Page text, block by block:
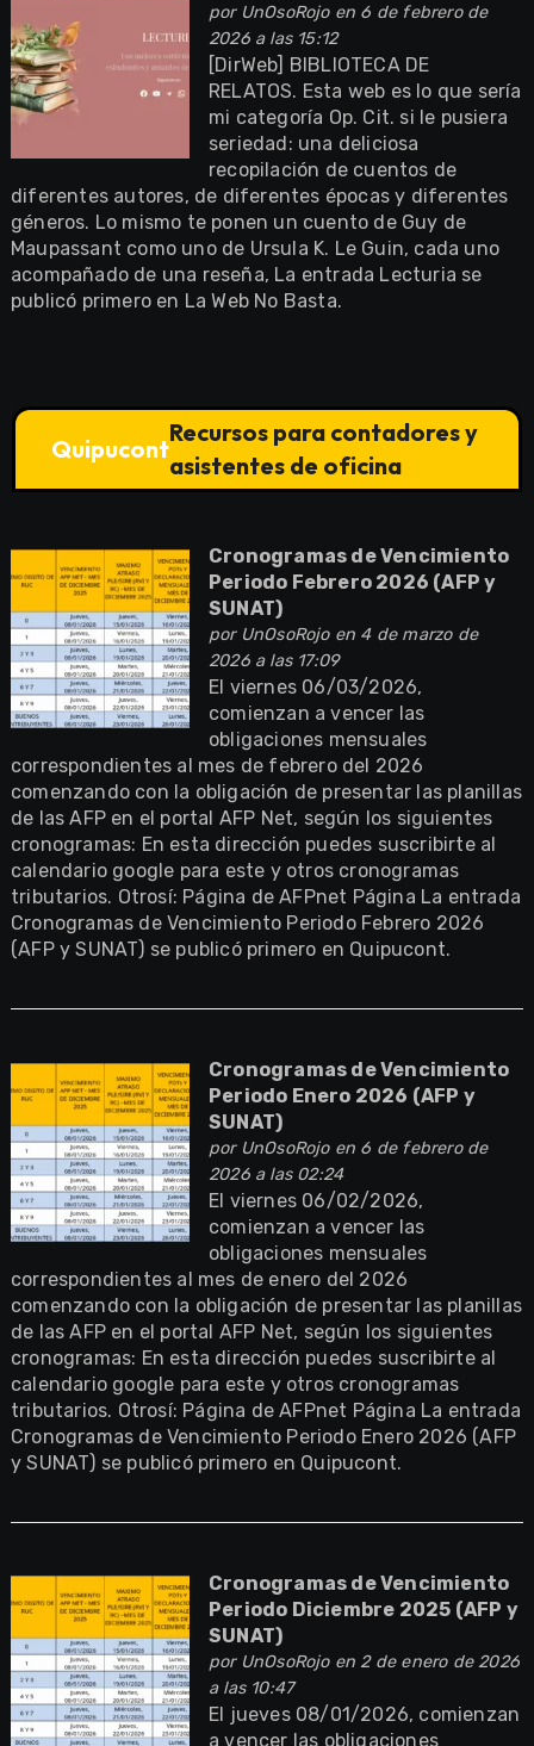
por UnOsoRojoen 6 de febrero de
2026 a las 15:12
[DirWeb] BIBLIOTECA DE
RELATOS. Esta web es lo que sería
mi categoría Op. Cit. si le pusiera
seriedad: una deliciosa
recopilación de cuentos de
diferentes autores, de diferentes épocas y diferentes
géneros. Lo mismo te ponen un cuento de Guy de
Maupassant como uno de Ursula K. Le Guin, cada uno
acompañado de una reseña, La entrada Lecturia se
publicó primero en La Web No Basta.
Quipucont
Recursos para contadores y
asistentes de oficina
Cronogramas de Vencimiento
Periodo Febrero 2026 (AFP y
SUNAT)
por UnOsoRojoen 4 de marzo de
2026 a las 17:09
El viernes 06/03/2026,
comienzan a vencer las
obligaciones mensuales
correspondientes al mes de febrero del 2026
comenzando con la obligación de presentar las planillas
de las AFP en el portal AFP Net, según los siguientes
cronogramas: En esta dirección puedes suscribirte al
calendario google para este y otros cronogramas
tributarios. Otrosí: Página de AFPnet Página La entrada
Cronogramas de Vencimiento Periodo Febrero 2026
(AFP y SUNAT) se publicó primero en Quipucont.
Cronogramas de Vencimiento
Periodo Enero 2026 (AFP y
SUNAT)
por UnOsoRojoen 6 de febrero de
2026 a las 02:24
El viernes 06/02/2026,
comienzan a vencer las
obligaciones mensuales
correspondientes al mes de enero del 2026
comenzando con la obligación de presentar las planillas
de las AFP en el portal AFP Net, según los siguientes
cronogramas: En esta dirección puedes suscribirte al
calendario google para este y otros cronogramas
tributarios. Otrosí: Página de AFPnet Página La entrada
Cronogramas de Vencimiento Periodo Enero 2026 (AFP
y SUNAT) se publicó primero en Quipucont.
Cronogramas de Vencimiento
Periodo Diciembre 2025 (AFP y
SUNAT)
por UnOsoRojoen 2 de enero de 2026
a las 10:47
El jueves 08/01/2026, comienzan
a vencer las obligaciones